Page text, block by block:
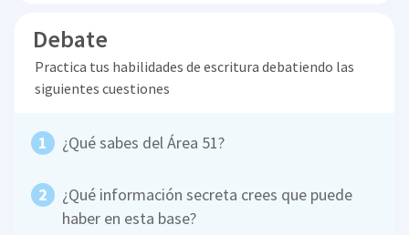
Debate
Practica tus habilidades de escritura debatiendo las
siguientes cuestiones
¿Qué sabes del Área 51?
¿Qué información secreta crees que puede
haber en esta base?